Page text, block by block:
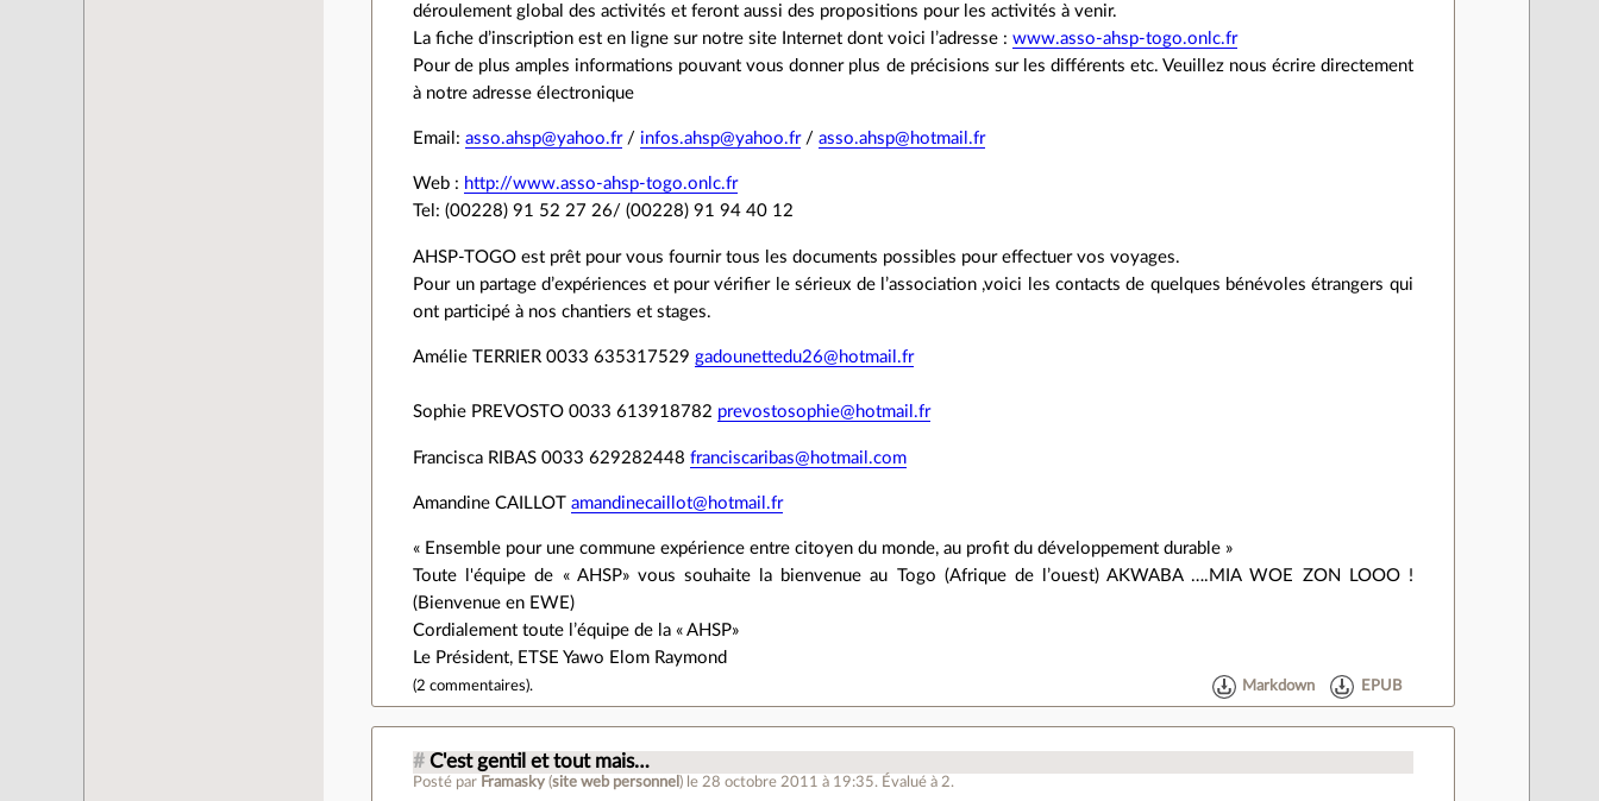
déroulement global des activités et feront aussi des propositions pour les activités à venir.
La fiche d’inscription est en ligne sur notre site Internet dont voici l’adresse :www.asso-ahsp-togo.onlc.fr
Pour de plus amples informations pouvant vous donner plus de précisions sur les différents etc. Veuillez nous écrire directement
à notre adresse électronique
Email:asso.ahsp@yahoo.fr/ infos.ahsp@yahoo.fr/asso.ahsp@hotmail.fr
Web : http://www.asso-ahsp-togo.onlc.fr
Tel: (00228) 91 52 27 26/ (00228) 91 94 40 12
AHSP-TOGO est prêt pour vous fournir tous les documents possibles pour effectuer vos voyages.
Pour un partage d’expériences et pour vérifier le sérieux de l’association ,voici les contacts de quelques bénévoles étrangers qui
ont participé à nos chantiers et stages.
Amélie TERRIER 0033 635317529gadounettedu26@hotmail.fr
Sophie PREVOSTO 0033 613918782 prevostosophie@hotmail.fr
Francisca RIBAS 0033 629282448franciscaribas@hotmail.com
Amandine CAILLOTamandinecaillot@hotmail.fr
« Ensemble pour une commune expérience entre citoyen du monde, au profit du développement durable »
Toute l'équipe de « AHSP» vous souhaite la bienvenue au Togo (Afrique de l’ouest) AKWABA ….MIA WOE ZON LOOO !
(Bienvenue en EWE)
Cordialement toute l’équipe de la « AHSP»
Le Président, ETSE Yawo Elom Raymond
(2 commentaires). Markdown EPUB
# C'est gentil et tout mais…
Posté par Framasky (site web personnel ) le 28 octobre 2011 à 19:35. Évalué à 2.